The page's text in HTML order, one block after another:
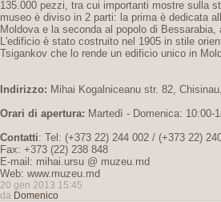
135.000 pezzi, tra cui importanti mostre sulla
museo è diviso in 2 parti: la prima è dedicata
Moldova e la seconda al popolo di
L'edificio è stato costruito nel 1905 in stile
Tsigankov che lo rende un edificio unico in
Indirizzo: Mihai Kogalniceanu str. 82,
Orari di apertura: Martedì - Domenica: 10:00-
Contatti: Tel: (+373 22) 244 002 / (+373 22)
Fax: +373 (22) 238 848
E-mail: mihai.ursu @ muzeu.md
Web: www.muzeu.md
20 gen 2013 15:45
da Domenico